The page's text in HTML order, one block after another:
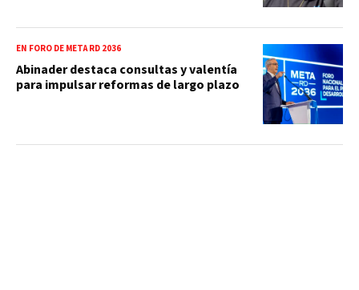
EN FORO DE META RD 2036
Abinader destaca consultas y valentía
para impulsar reformas de largo plazo